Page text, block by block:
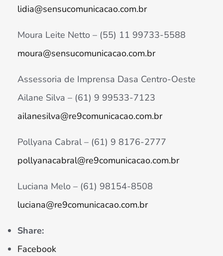
lidia@sensucomunicacao.com.br
Moura Leite Netto – (55) 11 99733-5588
moura@sensucomunicacao.com.br
Assessoria de Imprensa Dasa Centro-Oeste
Ailane Silva – (61) 9 99533-7123
ailanesilva@re9comunicacao.com.br
Pollyana Cabral – (61) 9 8176-2777
pollyanacabral@re9comunicacao.com.br
Luciana Melo – (61) 98154-8508
luciana@re9comunicacao.com.br
Share:
Facebook